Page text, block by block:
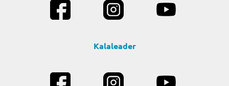
Kalaleader